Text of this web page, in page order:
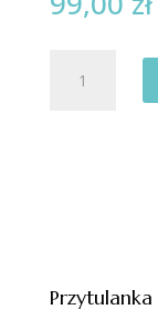
Przytulanka